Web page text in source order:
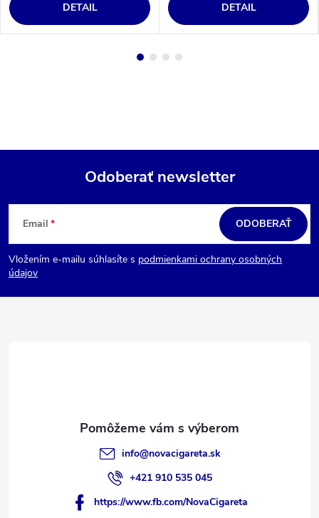
DETAIL DETAIL
Z
p
t
Odoberať newsletter
Email
Vložením e-mailu súhlasíte s podmienkami ochrany osobných
údajov
ODOBERAŤ
info@novacigareta.sk
+421 910 535 045
https://www.fb.com/NovaCigareta